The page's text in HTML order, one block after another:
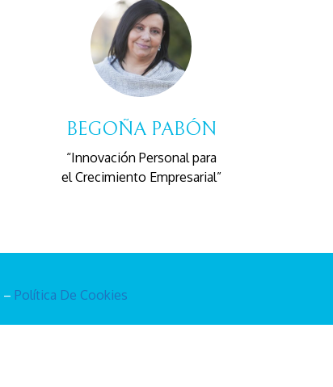
BEGOÑA PABÓN
“Innovación Personal para
el Crecimiento Empresarial”
– Política De Cookies